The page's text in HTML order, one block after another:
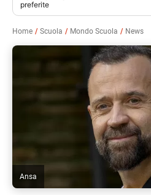
preferite
Home Scuola Mondo Scuola News
Ansa